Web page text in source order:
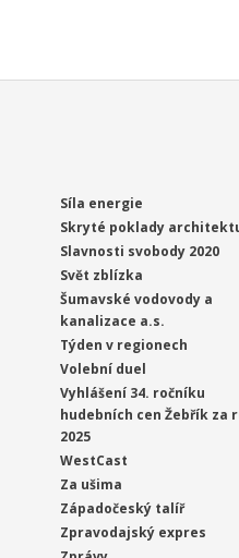
Síla energie
Skryté poklady
Slavnosti svobody 2020
Svět zblízka
Šumavské vodovody a
kanalizace a.s.
Týden v regionech
Volební duel
Vyhlášení 34. ročníku
hudebních cen Žebřík za
2025
WestCast
Za ušima
Západočeský talíř
Zpravodajský expres